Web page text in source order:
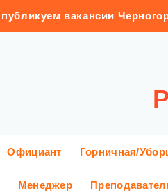
вакансии
Официант Горничная/
Менеджер